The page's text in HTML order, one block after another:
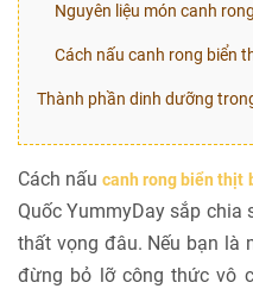
Nguyên liệu món canh
Cách nấu canh rong biển
Thành phần dinh dưỡng
Cách nấucanh rong biển thịt
Quốc YummyDay sắp chia
thất vọng đâu. Nếu bạn là
đừng bỏ lỡ công thức vô